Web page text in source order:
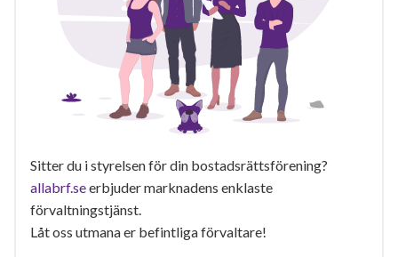
Sitter du i styrelsen för din bostadsrättsförening?
allabrf.seerbjuder marknadens enklaste
förvaltningstjänst.
Låt oss utmana er befintliga förvaltare!